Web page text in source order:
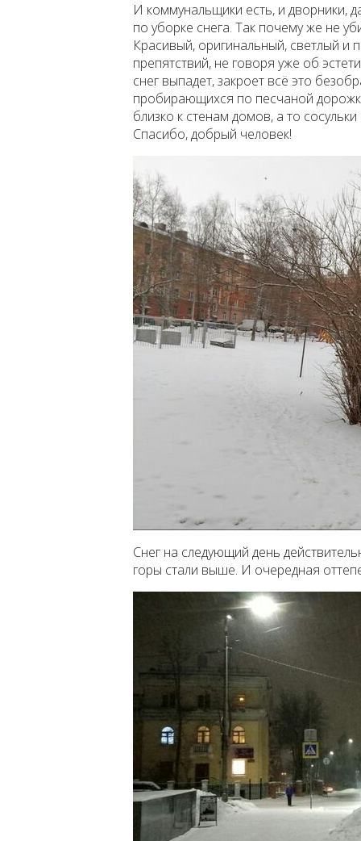
И коммунальщики есть, и дворники,
по уборке снега. Так почему же не
Красивый, оригинальный, светлый и
препятствий, не говоря уже об
снег выпадет, закроет всё это
пробирающихся по песчаной
близко к стенам домов, а то
Спасибо, добрый человек!
Снег на следующий день
горы стали выше. И очередная